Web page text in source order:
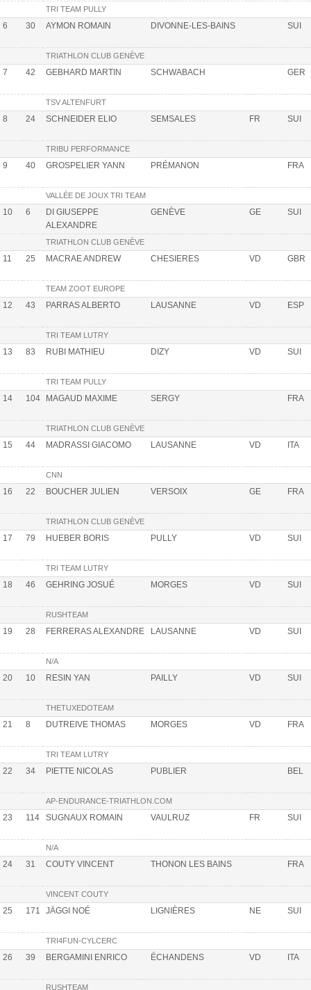
TRI TEAM PULLY
6 30 AYMON ROMAIN DIVONNE-LES-BAINS SUI
TRIATHLON CLUB GENÈVE
7 42 GEBHARD MARTIN SCHWABACH GER
TSV ALTENFURT
8 24 SCHNEIDER ELIO SEMSALES FR SUI
TRIBU PERFORMANCE
9 40 GROSPELIER YANN PRÉMANON FRA
VALLÉE DE JOUX TRI TEAM
10 6
DI GIUSEPPE
ALEXANDRE
GENÈVE GE SUI
TRIATHLON CLUB GENÈVE
11 25 MACRAE ANDREW CHESIERES VD GBR
TEAM ZOOT EUROPE
12 43 PARRAS ALBERTO LAUSANNE VD ESP
TRI TEAM LUTRY
13 83 RUBI MATHIEU DIZY VD SUI
TRI TEAM PULLY
14 104 MAGAUD MAXIME SERGY FRA
TRIATHLON CLUB GENÈVE
15 44 MADRASSI GIACOMO LAUSANNE VD ITA
CNN
16 22 BOUCHER JULIEN VERSOIX GE FRA
TRIATHLON CLUB GENÈVE
17 79 HUEBER BORIS PULLY VD SUI
TRI TEAM LUTRY
18 46 GEHRING JOSUÉ MORGES VD SUI
RUSHTEAM
19 28 FERRERAS ALEXANDRE LAUSANNE VD SUI
N/A
20 10 RESIN YAN PAILLY VD SUI
THETUXEDOTEAM
21 8 DUTREIVE THOMAS MORGES VD FRA
TRI TEAM LUTRY
22 34 PIETTE NICOLAS PUBLIER BEL
AP-ENDURANCE-TRIATHLON.COM
23 114 SUGNAUX ROMAIN VAULRUZ FR SUI
N/A
24 31 COUTY VINCENT THONON LES BAINS FRA
VINCENT COUTY
25 171 JÄGGI NOÉ LIGNIÈRES NE SUI
TRI4FUN-CYLCERC
26 39 BERGAMINI ENRICO ÉCHANDENS VD ITA
RUSHTEAM